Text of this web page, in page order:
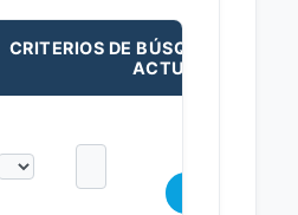
CRITERIOS DE BÚSQUEDA
ACTUALES: